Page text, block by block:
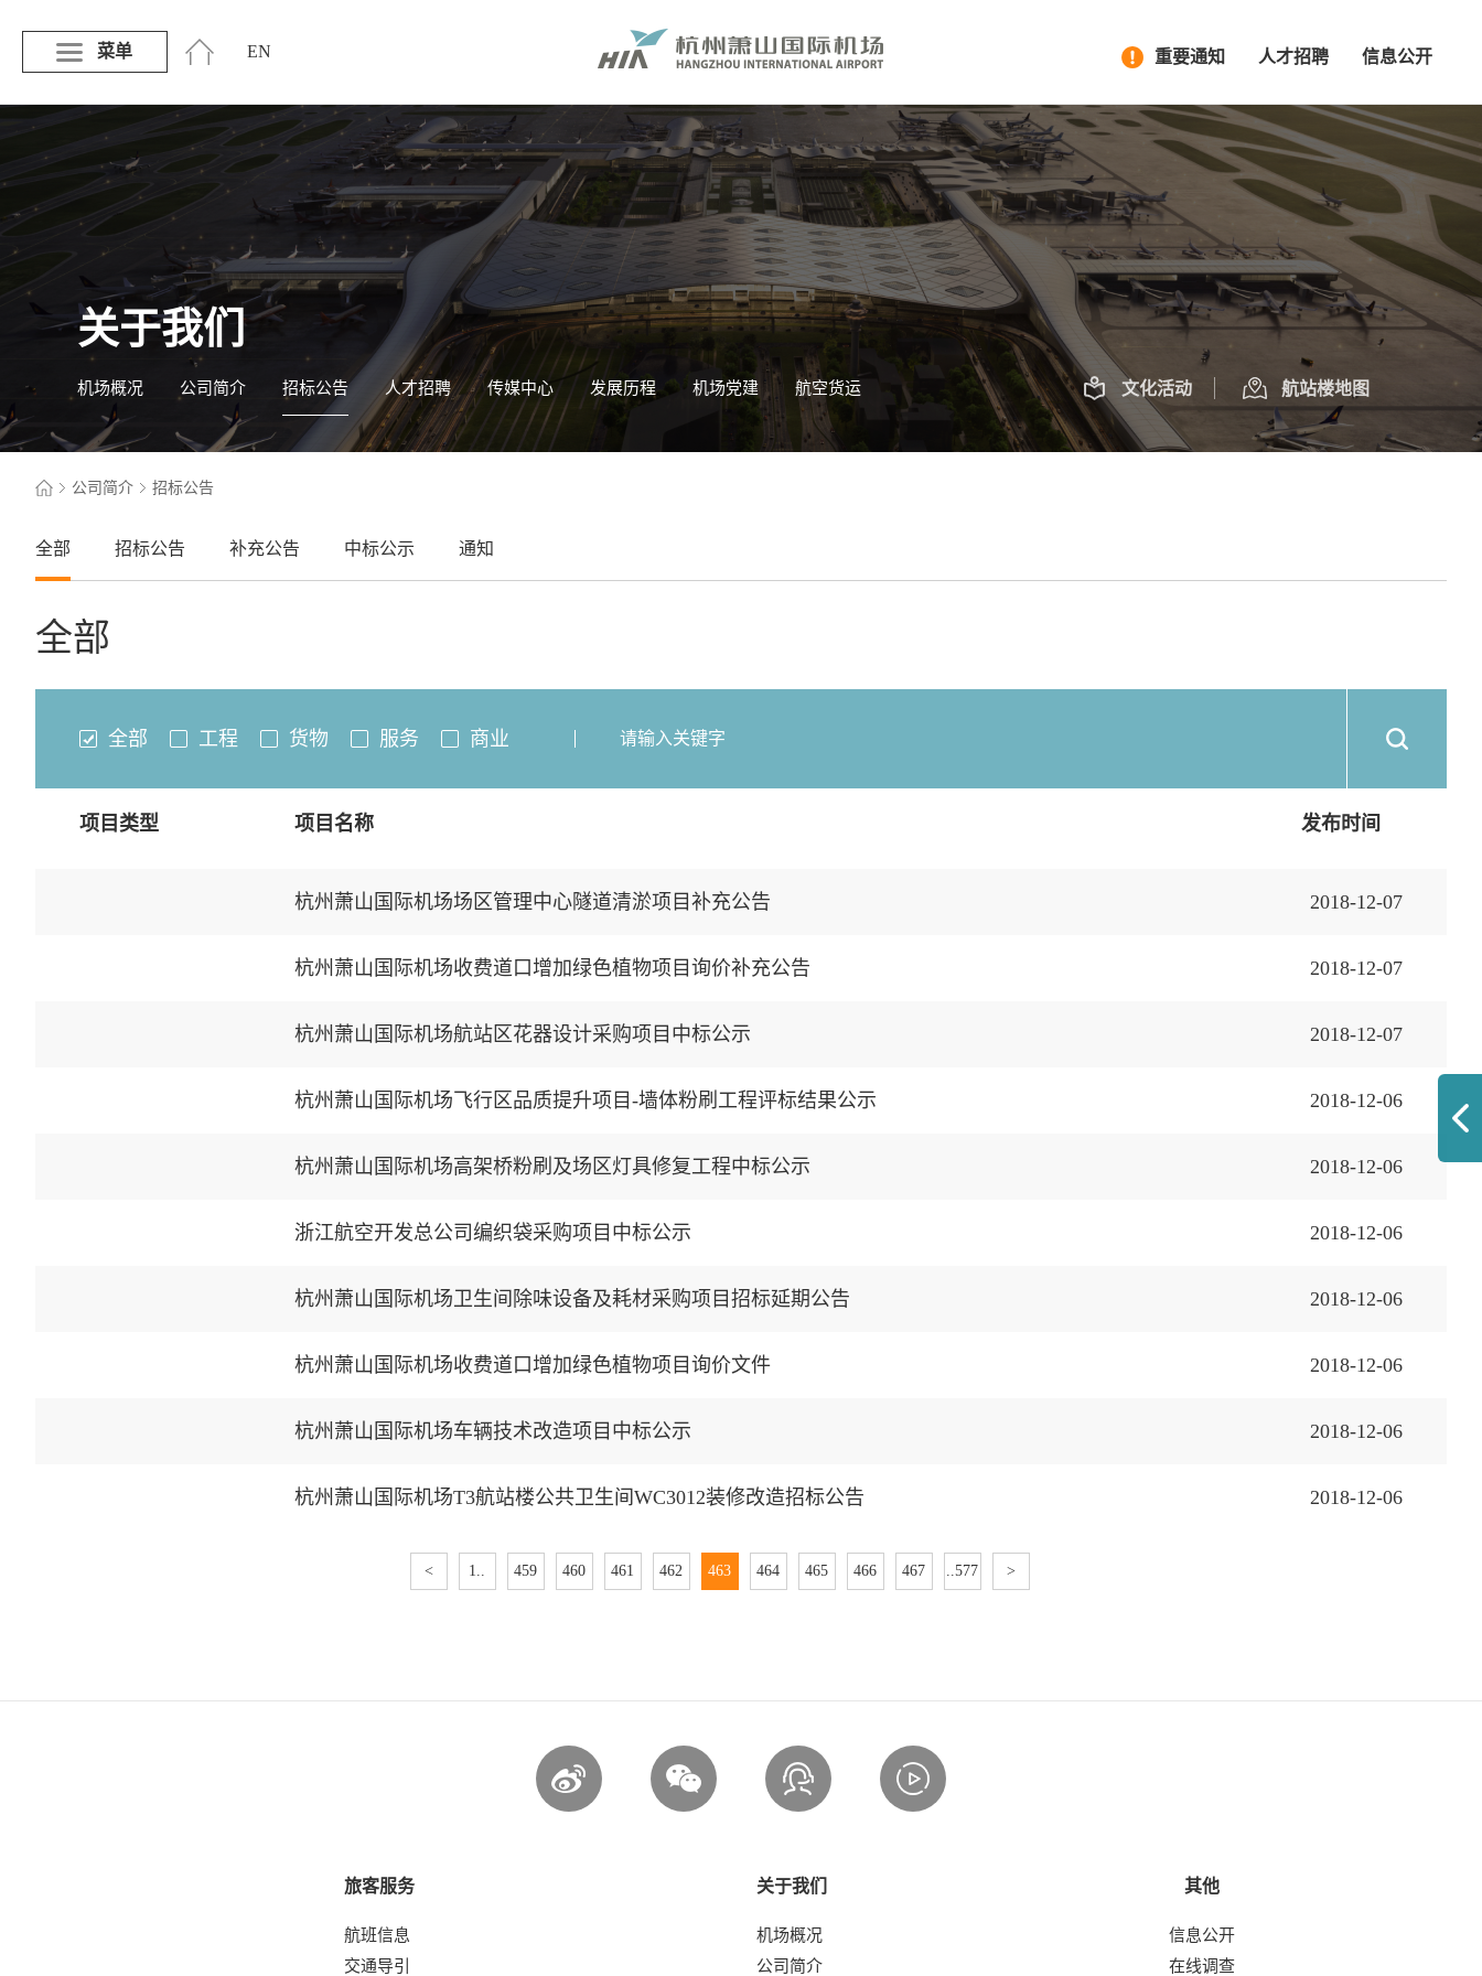
菜单 EN 信息公开
人才招聘
重要通知
关于我们
机场概况 公司简介 招标公告 人才招聘 传媒中心 发展历程 机场党建 航空货运 文化活动 航站楼地图
公司简介 招标公告
全部 招标公告 补充公告 中标公示 通知
全部
全部 工程 货物 服务 商业
项目类型 项目名称 发布时间
杭州萧山国际机场场区管理中心隧道清淤项目补充公告 2018-12-07
杭州萧山国际机场收费道口增加绿色植物项目询价补充公告 2018-12-07
杭州萧山国际机场航站区花器设计采购项目中标公示 2018-12-07
杭州萧山国际机场飞行区品质提升项目-墙体粉刷工程评标结果公示 2018-12-06
杭州萧山国际机场高架桥粉刷及场区灯具修复工程中标公示 2018-12-06
浙江航空开发总公司编织袋采购项目中标公示 2018-12-06
杭州萧山国际机场卫生间除味设备及耗材采购项目招标延期公告 2018-12-06
杭州萧山国际机场收费道口增加绿色植物项目询价文件 2018-12-06
杭州萧山国际机场车辆技术改造项目中标公示 2018-12-06
杭州萧山国际机场T3航站楼公共卫生间WC3012装修改造招标公告 2018-12-06
< 1.. 459 460 461 462 463 464 465 466 467 ..577 >
旅客服务
航班信息
交通导引
关于我们
机场概况
公司简介
其他
信息公开
在线调查